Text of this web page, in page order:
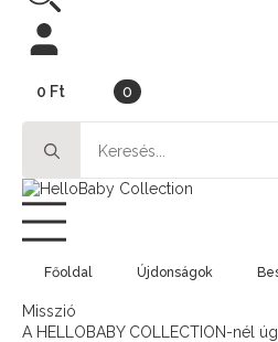
0 Ft 0
for:
Főoldal Újdonságok
Misszió
A HELLOBABY COLLECTION-nél